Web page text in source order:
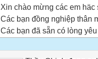
Xin chào mừng các em häc
Các bạn đồng nghiệp thân
Các bạn đã sẵn có lòng